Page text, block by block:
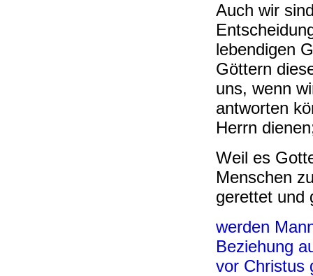
Auch wir
lebendigen
Göttern
uns, wenn
antworten
Herrn
Weil es
Menschen
gerettet und
werden
Beziehung
vor Christus